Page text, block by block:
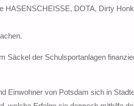
HASENSCHEISSE, DOTA, Dirty
Säckel der Schulsportanlagen
Einwohner von Potsdam sich in